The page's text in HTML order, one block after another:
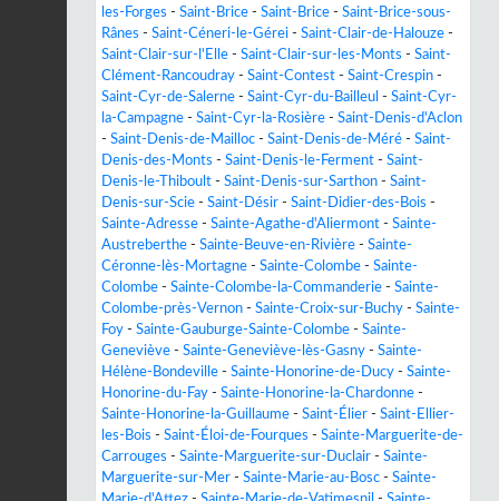
les-Forges - Saint-Brice - Saint-Brice - Saint-Brice-sous-
Rânes - Saint-Céneri-le-Gérei - Saint-Clair-de-Halouze -
Saint-Clair-sur-l'Elle - Saint-Clair-sur-les-Monts - Saint-
Clément-Rancoudray - Saint-Contest - Saint-Crespin -
Saint-Cyr-de-Salerne - Saint-Cyr-du-Bailleul - Saint-Cyr-
la-Campagne - Saint-Cyr-la-Rosière - Saint-Denis-d'Aclon
- Saint-Denis-de-Mailloc - Saint-Denis-de-Méré - Saint-
Denis-des-Monts - Saint-Denis-le-Ferment - Saint-
Denis-le-Thiboult - Saint-Denis-sur-Sarthon - Saint-
Denis-sur-Scie - Saint-Désir - Saint-Didier-des-Bois -
Sainte-Adresse - Sainte-Agathe-d'Aliermont - Sainte-
Austreberthe - Sainte-Beuve-en-Rivière - Sainte-
Céronne-lès-Mortagne - Sainte-Colombe - Sainte-
Colombe - Sainte-Colombe-la-Commanderie - Sainte-
Colombe-près-Vernon - Sainte-Croix-sur-Buchy - Sainte-
Foy - Sainte-Gauburge-Sainte-Colombe - Sainte-
Geneviève - Sainte-Geneviève-lès-Gasny - Sainte-
Hélène-Bondeville - Sainte-Honorine-de-Ducy - Sainte-
Honorine-du-Fay - Sainte-Honorine-la-Chardonne -
Sainte-Honorine-la-Guillaume - Saint-Élier - Saint-Ellier-
les-Bois - Saint-Éloi-de-Fourques - Sainte-Marguerite-de-
Carrouges - Sainte-Marguerite-sur-Duclair - Sainte-
Marguerite-sur-Mer - Sainte-Marie-au-Bosc - Sainte-